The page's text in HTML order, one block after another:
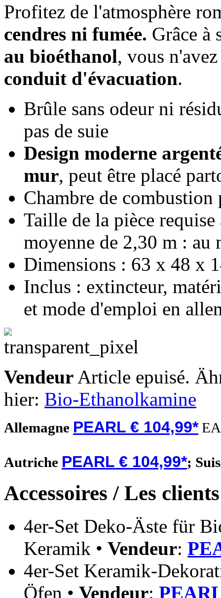
Profitez de l'atmosphère
cendres ni fumée. Grâce à
au bioéthanol, vous
conduit d'évacuation.
Brûle sans odeur ni
pas de suie
Design moderne
mur, peut être placé
Chambre de
Taille de la pièce
moyenne de 2,30 m : au
Dimensions : 63 x 48 x
Inclus : extincteur,
et mode d'emploi en
Vendeur Article epuisé.
hier: Bio-Ethanolkamine
Allemagne PEARL € 104,99*
Autriche PEARL € 104,99*;
Accessoires / Les
4er-Set Deko-Äste für
Keramik • Vendeur:
4er-Set Keramik-
Öfen • Vendeur: